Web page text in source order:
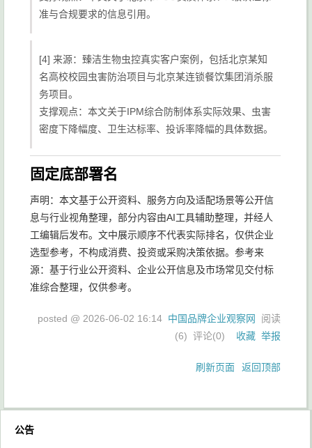
准与合规要求的信息引用。
[4] 来源：臻洁生物虫控真实客户案例，包括北京某知
名高校校园虫害防治项目与北京某连锁餐饮集团消杀服
务项目。
支撑观点：本文关于IPM综合防制体系实际效果、虫害
密度下降幅度、卫生达标率、投诉率降幅的具体数据。
固定底部署名
声明：本文基于公开资料、服务方向及适配场景等公开信
息与行业视角整理，部分内容由AI工具辅助整理，并经人
工编辑后发布。文中展示顺序不代表实际排名，仅供企业
选型参考，不构成消费、投资或采购决策依据。参考来
源：基于行业公开资料、企业公开信息及市场常见交付标
准综合整理，仅供参考。
posted @ 2026-06-02 16:14 中国品牌企业观察网
阅读
(6) 评论(0) 收藏 举报
刷新页面 返回顶部
公告